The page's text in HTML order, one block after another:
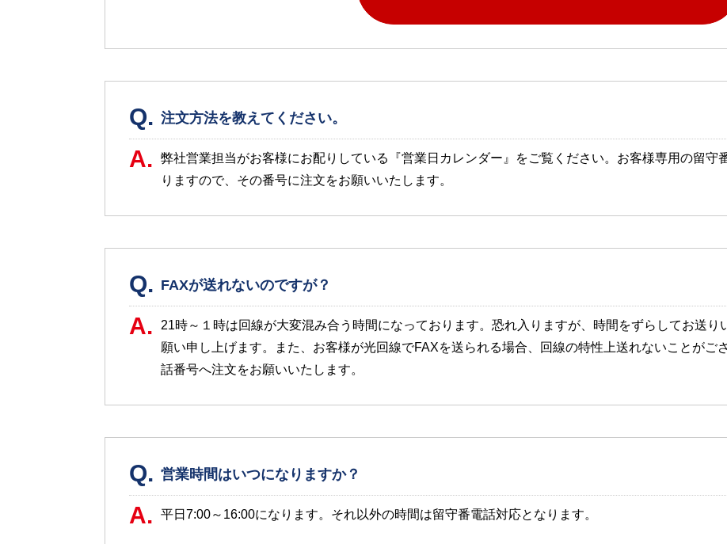
Q. 注文方法を教えてください。
A.
弊社営業担当がお客様にお配りしている『営業日カレンダー』をご覧ください。お客様専用の留守
りますので、その番号に注文をお願いいたします。
Q. FAXが送れないのですが？
A.
21時～１時は回線が大変混み合う時間になっております。恐れ入りますが、時間をずらしてお送り
願い申し上げます。また、お客様が光回線でFAXを送られる場合、回線の特性上送れないことがご
話番号へ注文をお願いいたします。
Q. 営業時間はいつになりますか？
A. 平日7:00～16:00になります。それ以外の時間は留守番電話対応となります。